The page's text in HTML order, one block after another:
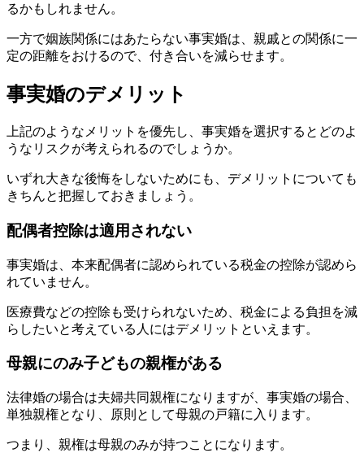
るかもしれません。
一方で姻族関係にはあたらない事実婚は、親戚との関係に一
定の距離をおけるので、付き合いを減らせます。
事実婚のデメリット
上記のようなメリットを優先し、事実婚を選択するとどのよ
うなリスクが考えられるのでしょうか。
いずれ大きな後悔をしないためにも、デメリットについても
きちんと把握しておきましょう。
配偶者控除は適用されない
事実婚は、本来配偶者に認められている税金の控除が認めら
れていません。
医療費などの控除も受けられないため、税金による負担を減
らしたいと考えている人にはデメリットといえます。
母親にのみ子どもの親権がある
法律婚の場合は夫婦共同親権になりますが、事実婚の場合、
単独親権となり、原則として母親の戸籍に入ります。
つまり、親権は母親のみが持つことになります。